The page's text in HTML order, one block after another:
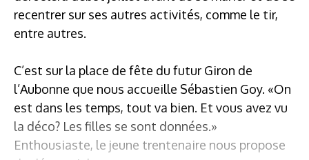
recentrer sur ses autres activités, comme le tir,
entre autres.
C’est sur la place de fête du futur Giron de
l’Aubonne que nous accueille Sébastien Goy. «On
est dans les temps, tout va bien. Et vous avez vu
la déco? Les filles se sont données.»
Enthousiaste, le jeune trentenaire nous propose